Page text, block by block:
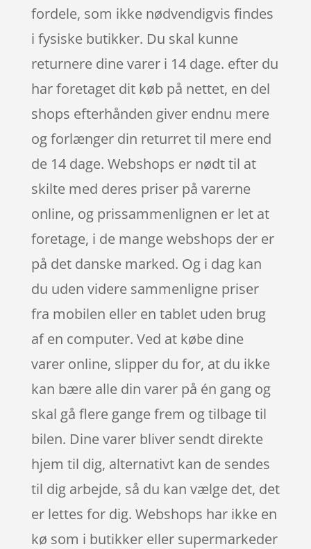
fordele, som ikke nødvendigvis findes
i fysiske butikker. Du skal kunne
returnere dine varer i 14 dage. efter du
har foretaget dit køb på nettet, en del
shops efterhånden giver endnu mere
og forlænger din returret til mere end
de 14 dage. Webshops er nødt til at
skilte med deres priser på varerne
online, og prissammenlignen er let at
foretage, i de mange webshops der er
på det danske marked. Og i dag kan
du uden videre sammenligne priser
fra mobilen eller en tablet uden brug
af en computer. Ved at købe dine
varer online, slipper du for, at du ikke
kan bære alle din varer på én gang og
skal gå flere gange frem og tilbage til
bilen. Dine varer bliver sendt direkte
hjem til dig, alternativt kan de sendes
til dig arbejde, så du kan vælge det, det
er lettes for dig. Webshops har ikke en
kø som i butikker eller supermarkeder